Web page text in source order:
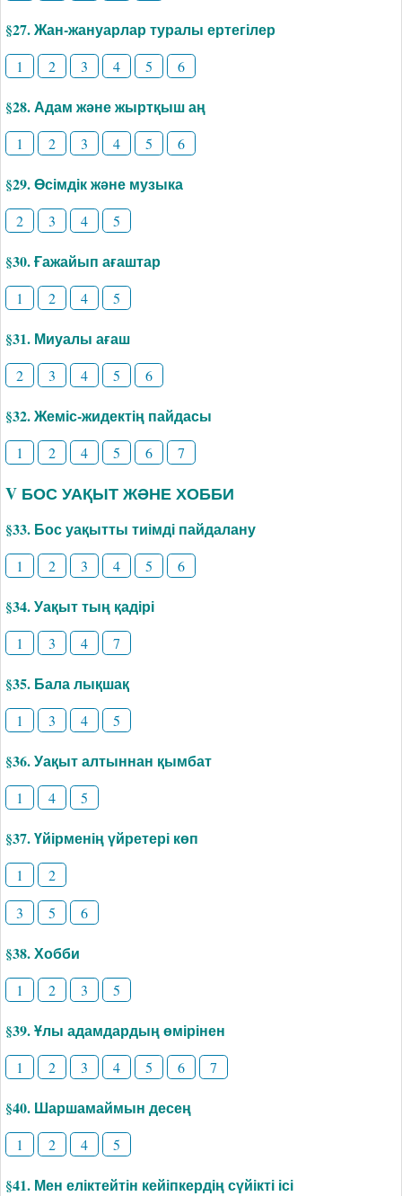
§27. Жан-жануарлар туралы ертегілер
1 2 3 4 5 6
§28. Адам және жыртқыш аң
1 2 3 4 5 6
§29. Өсімдік және музыка
2 3 4 5
§30. Ғажайып ағаштар
1 2 4 5
§31. Миуалы ағаш
2 3 4 5 6
§32. Жеміс-жидектің пайдасы
1 2 4 5 6 7
V БОС УАҚЫТ ЖӘНЕ ХОББИ
§33. Бос уақытты тиімді пайдалану
1 2 3 4 5 6
§34. Уақыт тың қадірі
1 3 4 7
§35. Бала лықшақ
1 3 4 5
§36. Уақыт алтыннан қымбат
1 4 5
§37. Үйірменің үйретері көп
1
2
3
5 6
§38. Хобби
1 2 3 5
§39. Ұлы адамдардың өмірінен
1 2 3 4 5 6 7
§40. Шаршамаймын десең
1 2 4 5
§41. Мен еліктейтін кейіпкердің сүйікті ісі